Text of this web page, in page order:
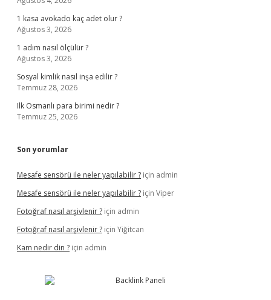
1 kasa avokado kaç adet olur ?
Ağustos 3, 2026
1 adım nasıl ölçülür ?
Ağustos 3, 2026
Sosyal kimlik nasıl inşa edilir ?
Temmuz 28, 2026
Ilk Osmanlı para birimi nedir ?
Temmuz 25, 2026
Son yorumlar
Mesafe sensörü ile neler yapılabilir ? için admin
Mesafe sensörü ile neler yapılabilir ? için Viper
Fotoğraf nasıl arşivlenir ? için admin
Fotoğraf nasıl arşivlenir ? için Yiğitcan
Kam nedir din ? için admin